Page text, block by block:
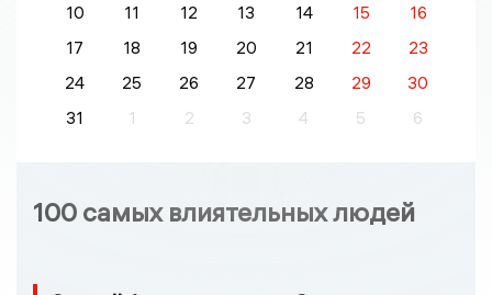
10
11 12 13 14 15
16
17
18 19 20 21 22
23
24
25 26 27 28 29
30
31
1 2 3 4 5 6
100 самых влиятельных людей